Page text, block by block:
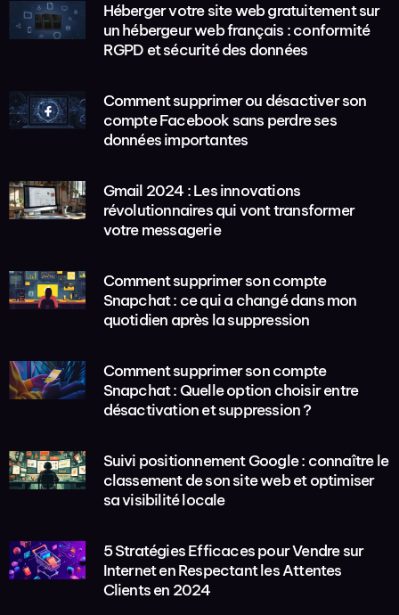
Héberger votre site web gratuitement sur
un hébergeur web français : conformité
RGPD et sécurité des données
Comment supprimer ou désactiver son
compte Facebook sans perdre ses
données importantes
Gmail 2024 : Les innovations
révolutionnaires qui vont transformer
votre messagerie
Comment supprimer son compte
Snapchat : ce qui a changé dans mon
quotidien après la suppression
Comment supprimer son compte
Snapchat : Quelle option choisir entre
désactivation et suppression ?
Suivi positionnement Google : connaître le
classement de son site web et optimiser
sa visibilité locale
5 Stratégies Efficaces pour Vendre sur
Internet en Respectant les Attentes
Clients en 2024